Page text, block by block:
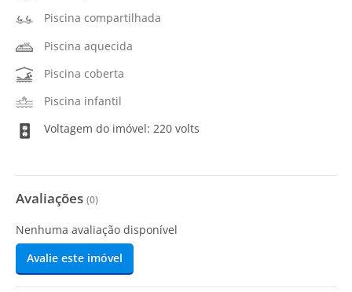
Piscina compartilhada
Piscina aquecida
Piscina coberta
Piscina infantil
Voltagem do imóvel: 220 volts
Avaliações (0)
Nenhuma avaliação disponível
Avalie este imóvel